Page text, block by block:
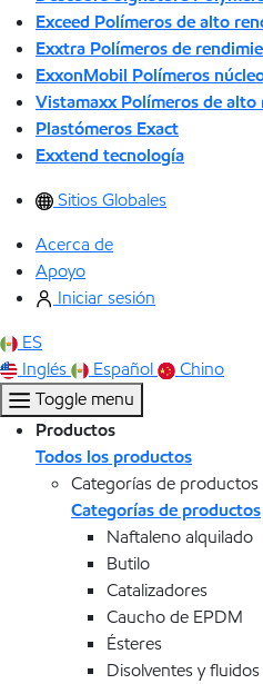
Exceed Polímeros de alto
Exxtra Polímeros de
ExxonMobil Polímeros
Vistamaxx Polímeros de
Plastómeros Exact
Exxtend tecnología
Sitios Globales
Acerca de
Apoyo
Iniciar sesión
ES
Inglés
Español
Chino
Toggle menu
Productos
Todos los productos
Categorías de productos
Categorías de productos
Naftaleno alquilado
Butilo
Catalizadores
Caucho de EPDM
Ésteres
Disolventes y fluidos